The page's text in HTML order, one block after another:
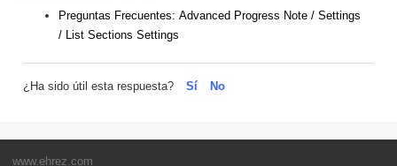
Preguntas Frecuentes: Advanced Progress Note / Settings
/ List Sections Settings
¿Ha sido útil esta respuesta? Sí No
www.ehrez.com